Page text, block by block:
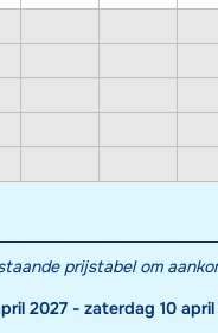
prijstabel om
2027 - zaterdag 10